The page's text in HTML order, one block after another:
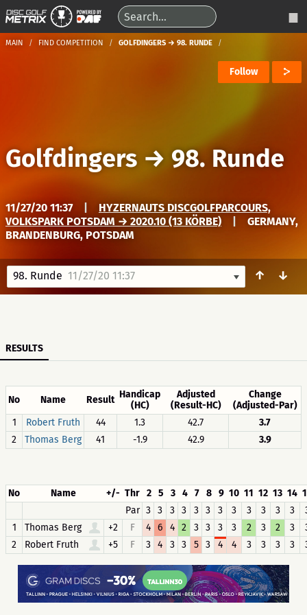
MAIN FIND COMPETITION GOLFDINGERS → 98. RUNDE
Follow
Golfdingers → 98. Runde
11/27/20 11:37
HYZERNAUTS DISCGOLFPARCOURS,
VOLKSPARK POTSDAM → 2020.10 (13 KÖRBE)
GERMANY,
BRANDENBURG, POTSDAM
98. Runde 11/27/20 11:37 ↑ ↓
RESULTS
No Name Result Handicap
(HC)
Adjusted
(Result-HC)
Change
(Adjusted-Par)
1
Robert Fruth 44 1.3 42.7
3.7
2
Thomas Berg 41 -1.9 42.9 3.9
No Name +/- Thr 2 5 3 4 7 8 9 10 11 12 13 14
Par 3 3 3 3 3 3 3 3 3 3 3 3
1
Thomas Berg +2 F 4 6 4 2 3 3 3 3 2 3 2 3
2
Robert Fruth +5 F 3 4 3 3 5 3 4 4 3 3 3 3